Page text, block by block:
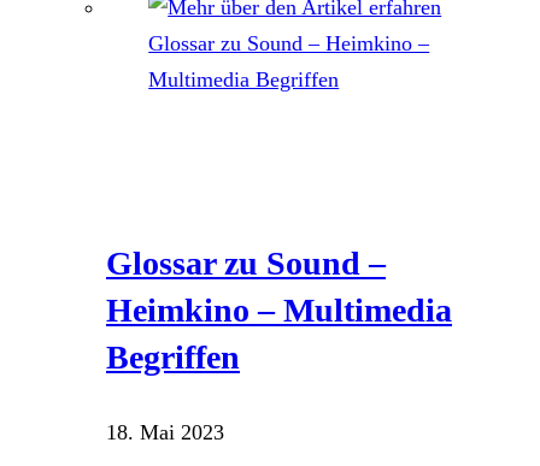
Glossar zu Sound –
Heimkino – Multimedia
Begriffen
18. Mai 2023